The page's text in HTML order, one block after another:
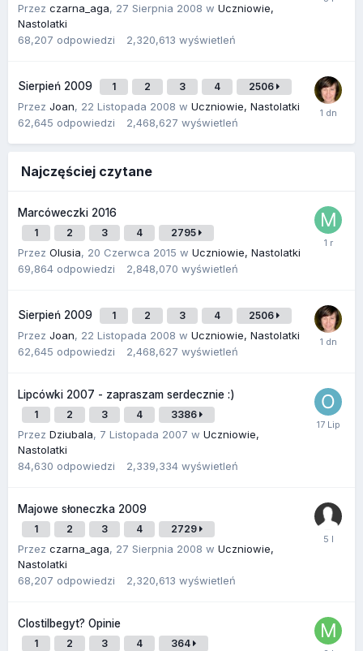
Przez czarna_aga, 27 Sierpnia 2008 w Uczniowie,
Nastolatki
68,207 odpowiedzi 2,320,613 wyświetleń
Sierpień 2009 1 2 3 4 2506
Przez Joan, 22 Listopada 2008 w Uczniowie, Nastolatki
62,645 odpowiedzi 2,468,627 wyświetleń
Najczęściej czytane
Marcóweczki 2016
1 2 3 4 2795
Przez Olusia, 20 Czerwca 2015 w Uczniowie, Nastolatki
69,864 odpowiedzi 2,848,070 wyświetleń
Sierpień 2009 1 2 3 4 2506
Przez Joan, 22 Listopada 2008 w Uczniowie, Nastolatki
62,645 odpowiedzi 2,468,627 wyświetleń
Lipcówki 2007 - zapraszam serdecznie :)
1 2 3 4 3386
Przez Dziubala, 7 Listopada 2007 w Uczniowie,
Nastolatki
84,630 odpowiedzi 2,339,334 wyświetleń
Majowe słoneczka 2009
1 2 3 4 2729
Przez czarna_aga, 27 Sierpnia 2008 w Uczniowie,
Nastolatki
68,207 odpowiedzi 2,320,613 wyświetleń
Clostilbegyt? Opinie
1 2 3 4 364